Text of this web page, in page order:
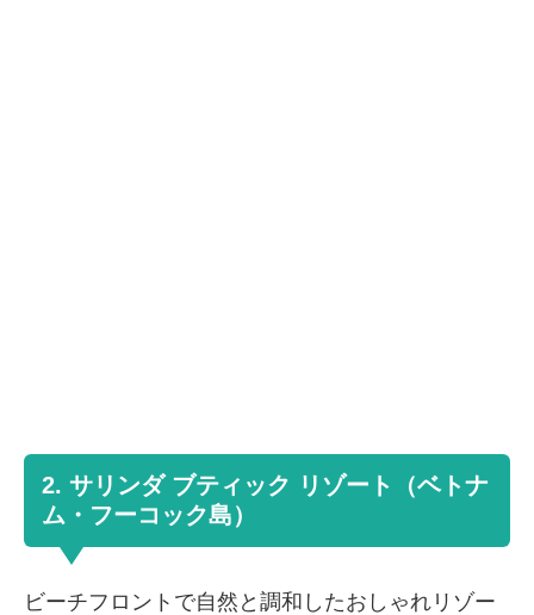
2. サリンダ ブティック リゾート（ベトナ
ム・フーコック島）
ビーチフロントで自然と調和したおしゃれリゾー